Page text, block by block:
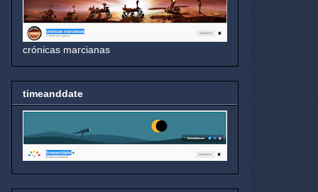
crónicas marcianas
timeanddate